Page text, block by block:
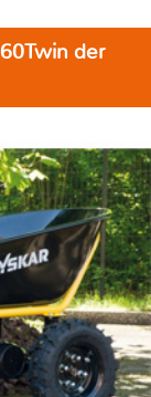
der